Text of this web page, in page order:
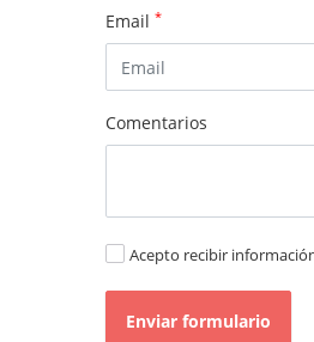
Email *
Comentarios
Acepto recibir
Enviar formulario